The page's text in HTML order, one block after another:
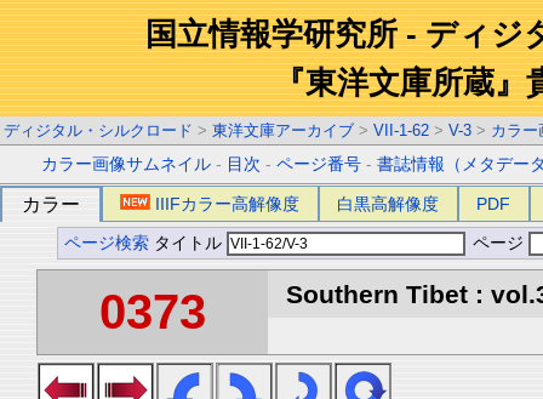
国立情報学研究所 - ディジ
『東洋文庫所蔵』
ディジタル・シルクロード > 東洋文庫アーカイブ > VII-1-62 > V-3 > カラー
カラー画像サムネイル - 目次 -ページ番号 -書誌情報（メタデー
カラー IIIFカラー高解像度 白黒高解像度 PDF
ページ検索 タイトル ページ
0373 Southern Tibet :